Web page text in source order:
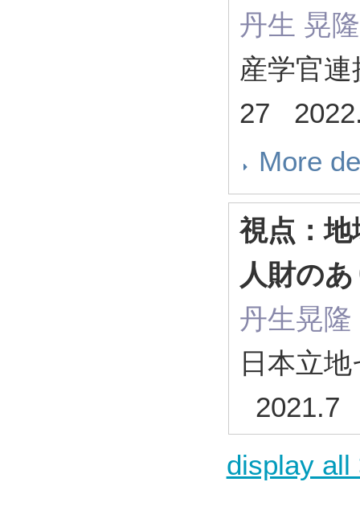
丹生 晃隆
産学官
27
More
視点：
人財の
丹生晃隆
日本立
2021.7
display all